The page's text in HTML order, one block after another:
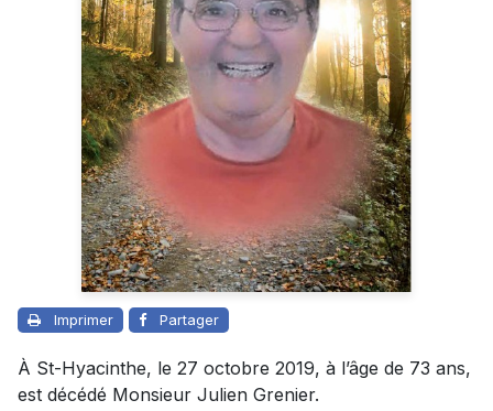
Imprimer Partager
À St-Hyacinthe, le 27 octobre 2019, à l’âge de 73 ans,
est décédé Monsieur Julien Grenier.